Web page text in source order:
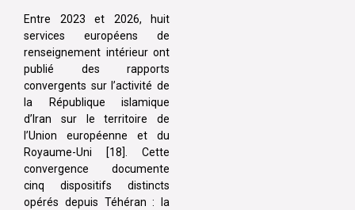
Entre 2023 et 2026, huit
services européens de
renseignement intérieur ont
publié des rapports
convergents sur l’activité de
la République islamique
d’Iran sur le territoire de
l’Union européenne et du
Royaume-Uni [18]. Cette
convergence documente
cinq dispositifs distincts
opérés depuis Téhéran : la